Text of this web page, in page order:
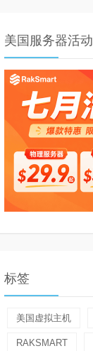
美国服务器活动
标签
美国虚拟主机
RAKSMART